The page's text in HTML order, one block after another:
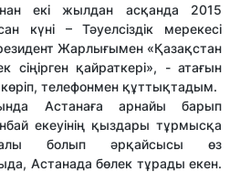
екі жылдан асқанда 2015
күні – Тәуелсіздік мерекесі
Жарлығымен «Қазақстан
сіңірген қайраткері», - атағын
көріп, телефонмен құттықтадым.
Астанаға арнайы барып
екеуінің қыздары тұрмысқа
болып әрқайсысы өз
Астанада бөлек тұрады екен.